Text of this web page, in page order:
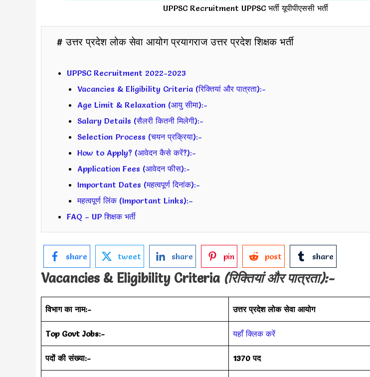
UPPSC Recruitment UPPSC भर्ती यूपीपीएससी भर्ती
# उत्तर प्रदेश लोक सेवा आयोग प्रयागराज उत्तर प्रदेश शिक्षक भर्ती
UPPSC Recruitment 2022-2023
Vacancies & Eligibility Criteria (रिक्तियां और पात्रता):-
Age Limit & Relaxation (आयु सीमा):-
Salary Details (सैलरी कितनी मिलेगी):-
Selection Process (चयन प्रक्रिया):-
How to Apply? (आवेदन कैसे करें?):-
Application Fees (आवेदन फीस):-
Important Dates (महत्वपूर्ण दिनांक):-
महत्वपूर्ण लिंक (Important Links):–
FAQ – UP शिक्षक भर्ती
share tweet share pin post share
Vacancies & Eligibility Criteria (रिक्तियां और पात्रता):-
विभाग का नाम:- उत्तर प्रदेश लोक सेवा आयोग
Top Govt Jobs:- यहाँ क्लिक करें
पदों की संख्या:- 1370 पद